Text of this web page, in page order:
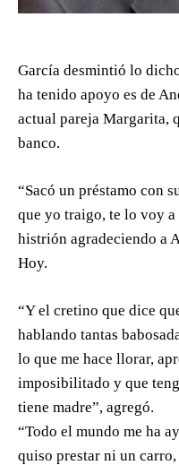
García desmintió lo
ha tenido apoyo es de
actual pareja Margarita,
banco.
“Sacó un préstamo con
que yo traigo, te lo voy a
histrión agradeciendo a
Hoy.
“Y el cretino que dice
hablando tantas
lo que me hace llorar,
imposibilitado y que
tiene madre”, agregó.
“Todo el mundo me ha
quiso prestar ni un